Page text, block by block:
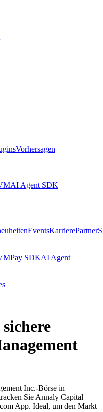
Vorhersagen
AI Agent SDK
EventsKarrierePartnerS
Pay SDKAI Agent
Inc.-Börse in
Sie Annaly Capital
App. Ideal, um den Markt